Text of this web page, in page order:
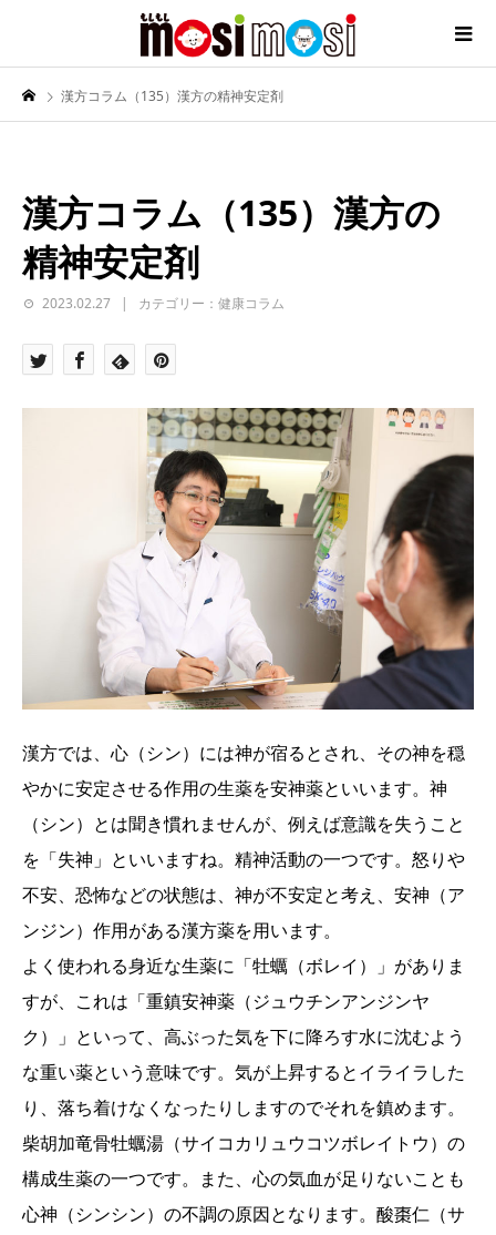
漢方コラム（135）漢方の精神安定剤
漢方コラム（135）漢方の
精神安定剤
2023.02.27 カテゴリー：健康コラム
漢方では、心（シン）には神が宿るとされ、その神を穏
やかに安定させる作用の生薬を安神薬といいます。神
（シン）とは聞き慣れませんが、例えば意識を失うこと
を「失神」といいますね。精神活動の一つです。怒りや
不安、恐怖などの状態は、神が不安定と考え、安神（ア
ンジン）作用がある漢方薬を用います。
よく使われる身近な生薬に「牡蠣（ボレイ）」がありま
すが、これは「重鎮安神薬（ジュウチンアンジンヤ
ク）」といって、高ぶった気を下に降ろす水に沈むよう
な重い薬という意味です。気が上昇するとイライラした
り、落ち着けなくなったりしますのでそれを鎮めます。
柴胡加竜骨牡蠣湯（サイコカリュウコツボレイトウ）の
構成生薬の一つです。また、心の気血が足りないことも
心神（シンシン）の不調の原因となります。酸棗仁（サ